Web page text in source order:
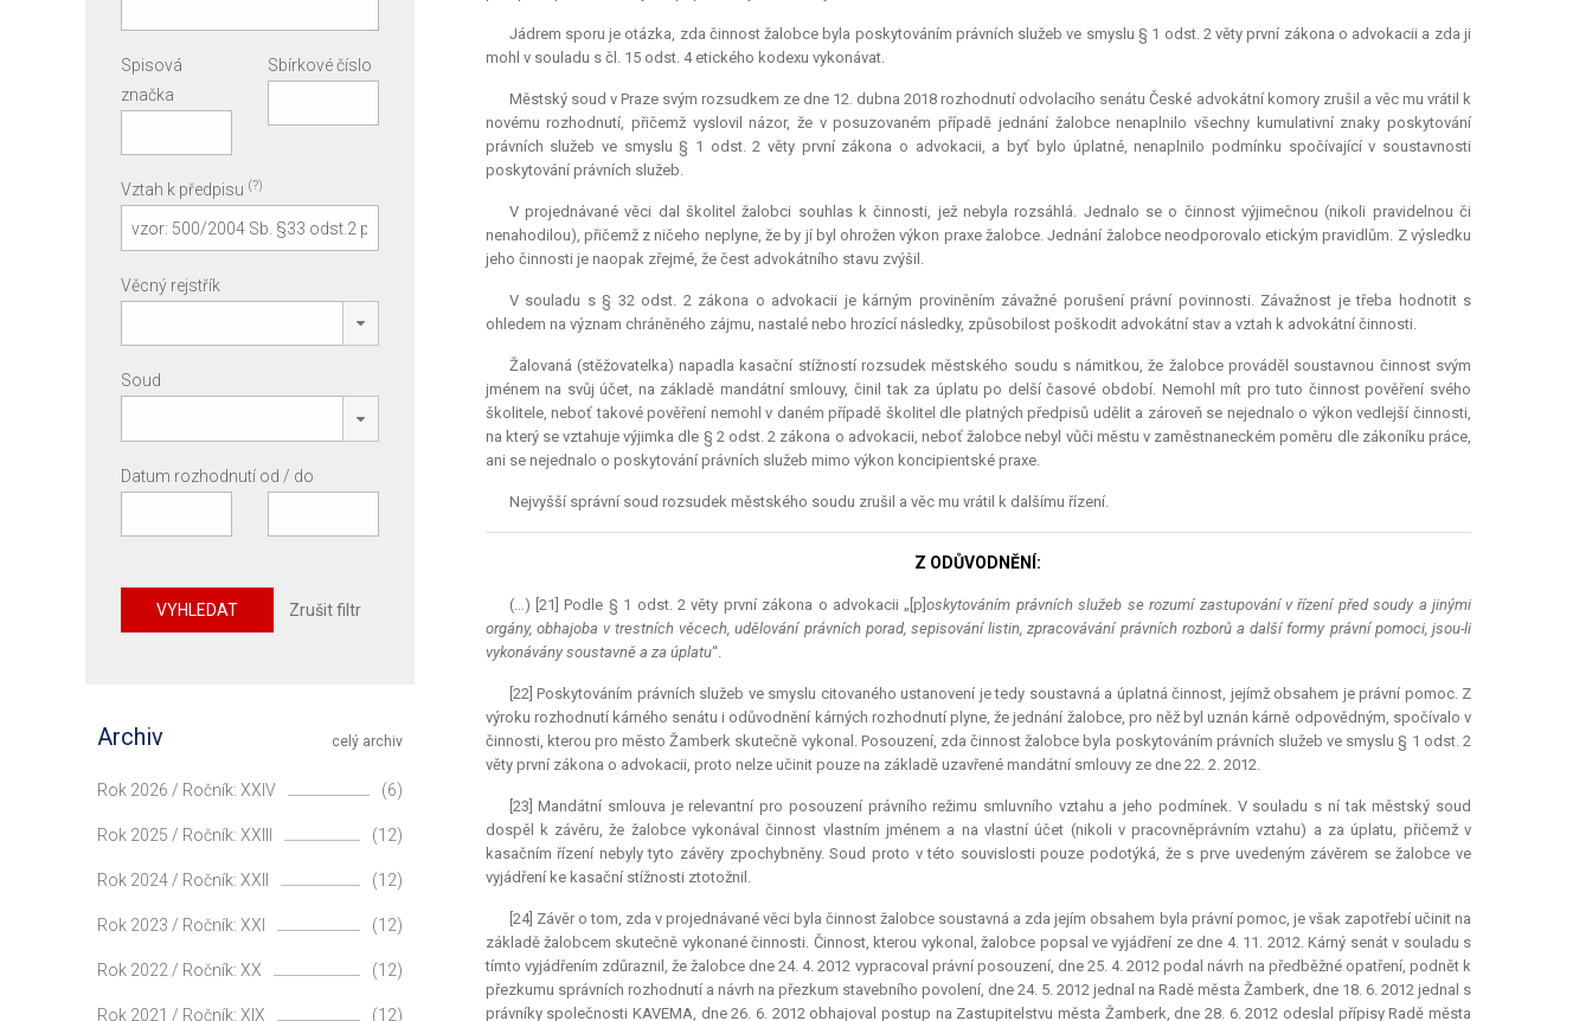
Jádrem sporu je otázka, zda činnost žalobce byla poskytováním právních služeb ve smyslu § 1 odst. 2 věty první zákona o advokacii a zda ji
mohl v souladu s čl. 15 odst. 4 etického kodexu vykonávat.
Městský soud v Praze svým rozsudkem ze dne 12. dubna 2018 rozhodnutí odvolacího senátu České advokátní komory zrušil a věc mu vrátil k
novému rozhodnutí, přičemž vyslovil názor, že v posuzovaném případě jednání žalobce nenaplnilo všechny kumulativní znaky poskytování
právních služeb ve smyslu § 1 odst. 2 věty první zákona o advokacii, a byť bylo úplatné, nenaplnilo podmínku spočívající v soustavnosti
poskytování právních služeb.
V projednávané věci dal školitel žalobci souhlas k činnosti, jež nebyla rozsáhlá. Jednalo se o činnost výjimečnou (nikoli pravidelnou či
nenahodilou), přičemž z ničeho neplyne, že by jí byl ohrožen výkon praxe žalobce. Jednání žalobce neodporovalo etickým pravidlům. Z výsledku
jeho činnosti je naopak zřejmé, že čest advokátního stavu zvýšil.
V souladu s § 32 odst. 2 zákona o advokacii je kárným proviněním závažné porušení právní povinnosti. Závažnost je třeba hodnotit s
ohledem na význam chráněného zájmu, nastalé nebo hrozící následky, způsobilost poškodit advokátní stav a vztah k advokátní činnosti.
Žalovaná (stěžovatelka) napadla kasační stížností rozsudek městského soudu s námitkou, že žalobce prováděl soustavnou činnost svým
jménem na svůj účet, na základě mandátní smlouvy, činil tak za úplatu po delší časové období. Nemohl mít pro tuto činnost pověření svého
školitele, neboť takové pověření nemohl v daném případě školitel dle platných předpisů udělit a zároveň se nejednalo o výkon vedlejší činnosti,
na který se vztahuje výjimka dle § 2 odst. 2 zákona o advokacii, neboť žalobce nebyl vůči městu v zaměstnaneckém poměru dle zákoníku práce,
ani se nejednalo o poskytování právních služeb mimo výkon koncipientské praxe.
Nejvyšší správní soud rozsudek městského soudu zrušil a věc mu vrátil k dalšímu řízení.
Z ODŮVODNĚNÍ:
(…) [21] Podle § 1 odst. 2 věty první zákona o advokacii „[p]oskytováním právních služeb se rozumí zastupování v řízení před soudy a jinými
orgány, obhajoba v trestních věcech, udělování právních porad, sepisování listin, zpracovávání právních rozborů a další formy právní pomoci, jsou-li
vykonávány soustavně a za úplatu“.
[22] Poskytováním právních služeb ve smyslu citovaného ustanovení je tedy soustavná a úplatná činnost, jejímž obsahem je právní pomoc. Z
výroku rozhodnutí kárného senátu i odůvodnění kárných rozhodnutí plyne, že jednání žalobce, pro něž byl uznán kárně odpovědným, spočívalo v
činnosti, kterou pro město Žamberk skutečně vykonal. Posouzení, zda činnost žalobce byla poskytováním právních služeb ve smyslu § 1 odst. 2
věty první zákona o advokacii, proto nelze učinit pouze na základě uzavřené mandátní smlouvy ze dne 22. 2. 2012.
[23] Mandátní smlouva jerelevantní pro posouzení právního režimu smluvního vztahu a jeho podmínek. V souladu s ní tak městský soud
dospěl k závěru, že žalobce vykonával činnost vlastním jménem a na vlastní účet (nikoli v pracovněprávním vztahu) a za úplatu, přičemž v
kasačním řízení nebyly tyto závěry zpochybněny. Soud proto v této souvislosti pouze podotýká, že s prve uvedeným závěrem se žalobce ve
vyjádření ke kasační stížnosti ztotožnil.
[24] Závěr o tom, zda v projednávané věci byla činnost žalobce soustavná a zda jejím obsahem byla právní pomoc, je však zapotřebí učinit na
základě žalobcem skutečně vykonané činnosti. Činnost, kterou vykonal, žalobce popsal ve vyjádření ze dne 4. 11. 2012. Kárný senát v souladu s
tímto vyjádřením zdůraznil, že žalobce dne 24. 4. 2012 vypracoval právní posouzení, dne 25. 4. 2012 podal návrh na předběžné opatření, podnět k
přezkumu správních rozhodnutí a návrh na přezkum stavebního povolení, dne 24. 5. 2012 jednal na Radě města Žamberk, dne 18. 6. 2012 jednal s
právníky společnosti KAVEMA, dne 26. 6. 2012 obhajoval postup na Zastupitelstvu města Žamberk, dne 28. 6. 2012 odeslal přípisy Radě města
Spisová
značka
Sbírkové číslo
Vztah k předpisu (?)
Věcný rejstřík
Soud
Datum rozhodnutí od / do
VYHLEDAT Zrušit filtr
celý archiv
Archiv
Rok 2026 / Ročník: XXIV (6)
Rok 2025 / Ročník: XXIII (12)
Rok 2024 / Ročník: XXII (12)
Rok 2023 / Ročník: XXI (12)
Rok 2022 / Ročník: XX (12)
Rok 2021 / Ročník: XIX (12)